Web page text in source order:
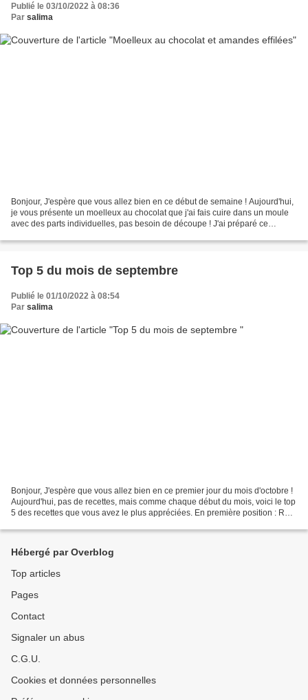
Publié le 03/10/2022 à 08:36
Par salima
Bonjour, J'espère que vous allez bien en ce début de semaine ! Aujourd'hui,
je vous présente un moelleux au chocolat que j'ai fais cuire dans un moule
avec des parts individuelles, pas besoin de découpe ! J'ai préparé ce
Top 5 du mois de septembre
Publié le 01/10/2022 à 08:54
Par salima
Bonjour, J'espère que vous allez bien en ce premier jour du mois d'octobre !
Aujourd'hui, pas de recettes, mais comme chaque début du mois, voici le top
5 des recettes que vous avez le plus appréciées. En première position : Rôti
Hébergé par Overblog
Top articles
Pages
Contact
Signaler un abus
C.G.U.
Cookies et données personnelles